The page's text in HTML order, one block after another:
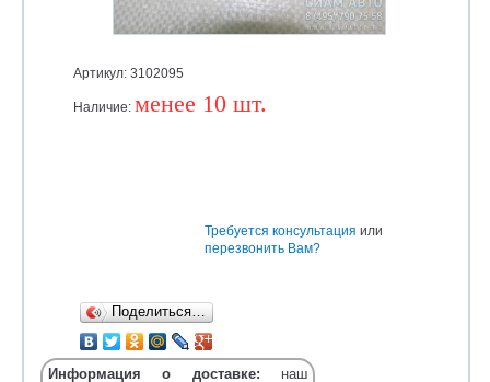
Артикул: 3102095
Наличие: менее 10 шт.
Поделиться…
Требуется консультация или
перезвонить Вам?
Информация о доставке: наш